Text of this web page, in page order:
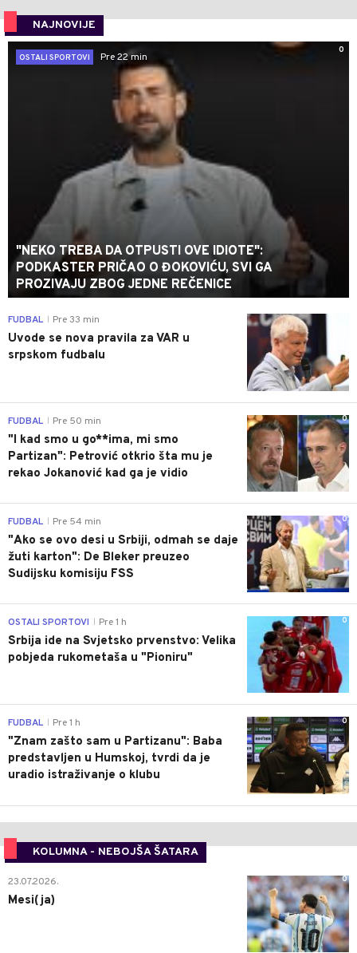
NAJNOVIJE
0
OSTALI SPORTOVI
Pre 22 min
"NEKO TREBA DA OTPUSTI OVE IDIOTE":
PODKASTER PRIČAO O ĐOKOVIĆU, SVI GA
PROZIVAJU ZBOG JEDNE REČENICE
FUDBAL Pre 33 min
Uvode se nova pravila za VAR u
srpskom fudbalu
0
FUDBAL Pre 50 min
"I kad smo u go**ima, mi smo
Partizan": Petrović otkrio šta mu je
rekao Jokanović kad ga je vidio
0
FUDBAL Pre 54 min
"Ako se ovo desi u Srbiji, odmah se daje
žuti karton": De Bleker preuzeo
Sudijsku komisiju FSS
0
OSTALI SPORTOVI Pre 1 h
Srbija ide na Svjetsko prvenstvo: Velika
pobjeda rukometaša u "Pioniru"
0
FUDBAL Pre 1 h
"Znam zašto sam u Partizanu": Baba
predstavljen u Humskoj, tvrdi da je
uradio istraživanje o klubu
KOLUMNA - NEBOJŠA ŠATARA
0
23.07.2026.
Mesi(ja)